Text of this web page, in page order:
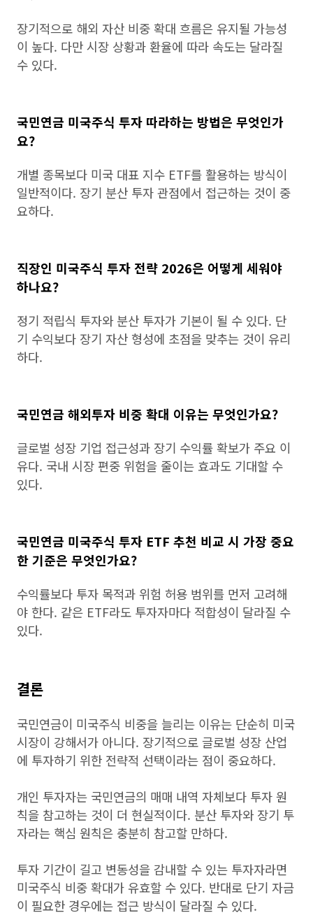
장기적으로 해외 자산 비중 확대 흐름은 유지될 가능성
이 높다. 다만 시장 상황과 환율에 따라 속도는 달라질
수 있다.
국민연금 미국주식 투자 따라하는 방법은 무엇인가
요?
개별 종목보다 미국 대표 지수 ETF를 활용하는 방식이
일반적이다. 장기 분산 투자 관점에서 접근하는 것이 중
요하다.
직장인 미국주식 투자 전략 2026은 어떻게 세워야
하나요?
정기 적립식 투자와 분산 투자가 기본이 될 수 있다. 단
기 수익보다 장기 자산 형성에 초점을 맞추는 것이 유리
하다.
국민연금 해외투자 비중 확대 이유는 무엇인가요?
글로벌 성장 기업 접근성과 장기 수익률 확보가 주요 이
유다. 국내 시장 편중 위험을 줄이는 효과도 기대할 수
있다.
국민연금 미국주식 투자 ETF 추천 비교 시 가장 중요
한 기준은 무엇인가요?
수익률보다 투자 목적과 위험 허용 범위를 먼저 고려해
야 한다. 같은 ETF라도 투자자마다 적합성이 달라질 수
있다.
결론
국민연금이 미국주식 비중을 늘리는 이유는 단순히 미국
시장이 강해서가 아니다. 장기적으로 글로벌 성장 산업
에 투자하기 위한 전략적 선택이라는 점이 중요하다.
개인 투자자는 국민연금의 매매 내역 자체보다 투자 원
칙을 참고하는 것이 더 현실적이다. 분산 투자와 장기 투
자라는 핵심 원칙은 충분히 참고할 만하다.
투자 기간이 길고 변동성을 감내할 수 있는 투자자라면
미국주식 비중 확대가 유효할 수 있다. 반대로 단기 자금
이 필요한 경우에는 접근 방식이 달라질 수 있다.